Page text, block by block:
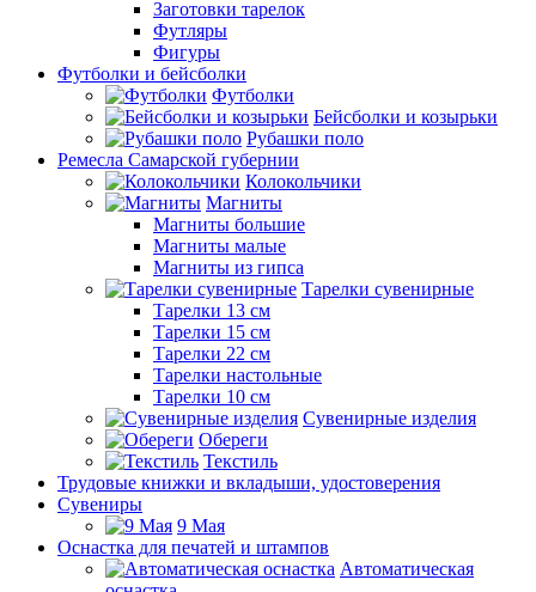
Заготовки тарелок
Футляры
Фигуры
Футболки и бейсболки
Футболки
Бейсболки и козырьки
Рубашки поло
Ремесла Самарской губернии
Колокольчики
Магниты
Магниты большие
Магниты малые
Магниты из гипса
Тарелки сувенирные
Тарелки 13 см
Тарелки 15 см
Тарелки 22 см
Тарелки настольные
Тарелки 10 см
Сувенирные изделия
Обереги
Текстиль
Трудовые книжки и вкладыши, удостоверения
Сувениры
9 Мая
Оснастка для печатей и штампов
Автоматическая